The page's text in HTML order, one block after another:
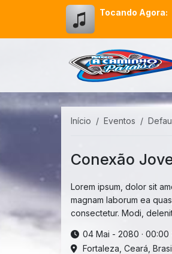
Tocando Agora:
Início Eventos
Conexão
Lorem ipsum, dolor sit
magnam laborum ea
consectetur. Modi,
04 Mai - 2080 · 00:00
Fortaleza, Ceará,